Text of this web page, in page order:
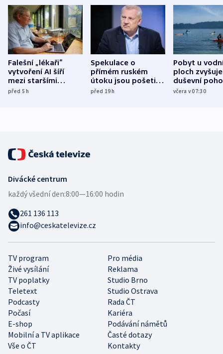
Falešní „lékaři“
vytvoření AI šíří
mezi staršími
Poláky nebezpečné
před 5h
Spekulace o
přímém ruském
útoku jsou pošetilé,
míní estonský
před 19h
Pobyt u
ploch zvyšuje
duševní
ukázala
včera v 07:30
TV program
Pro média
Živé vysílání
Reklama
TV poplatky
Studio Brno
Teletext
Studio Ostrava
Podcasty
Rada ČT
Počasí
Kariéra
E-shop
Podávání námětů
Mobilní a TV aplikace
Časté dotazy
Vše o ČT
Kontakty
Divácké centrum
každý všední den:8:00—16:00 hodin
261 136 113
info@ceskatelevize.cz